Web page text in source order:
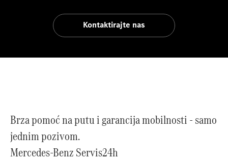
Kontaktirajte nas
Brza pomoć na putu i garancija mobilnosti - samo
jednim pozivom.
Mercedes-Benz Servis24h